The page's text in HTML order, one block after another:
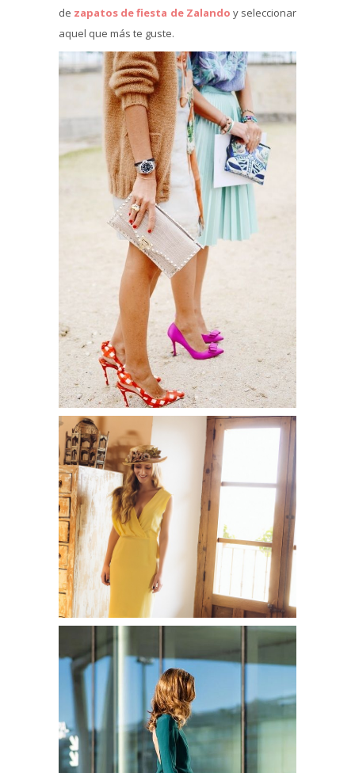
de zapatos de fiesta de Zalando y seleccionar
aquel que más te guste.